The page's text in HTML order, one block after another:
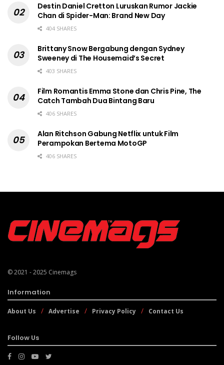
Destin Daniel Cretton Luruskan Rumor Jackie
Chan di Spider-Man: Brand New Day
404 SHARES
Brittany Snow Bergabung dengan Sydney
Sweeney di The Housemaid’s Secret
403 SHARES
Film Romantis Emma Stone dan Chris Pine, The
Catch Tambah Dua Bintang Baru
406 SHARES
Alan Ritchson Gabung Netflix untuk Film
Perampokan Bertema MotoGP
406 SHARES
© 2021 - 2025 Cinemags
Information
About Us Advertise Privacy Policy Contact Us
Follow Us